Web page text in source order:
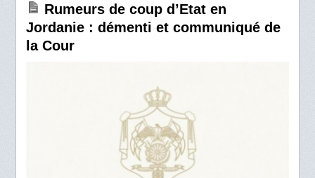
Rumeurs de coup d’Etat en
Jordanie : démenti et communiqué de
la Cour